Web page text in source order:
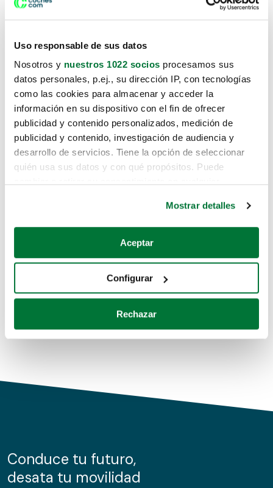
Uso responsable de sus datos
Nosotros y nuestros 1022 socios procesamos sus
datos personales, p.ej., su dirección IP, con tecnologías
como las cookies para almacenar y acceder la
información en su dispositivo con el fin de ofrecer
publicidad y contenido personalizados, medición de
publicidad y contenido, investigación de audiencia y
desarrollo de servicios. Tiene la opción de seleccionar
quién usa sus datos y con qué propósitos. Puede
Si lo permite, también quisiéramos:
Recopilar información sobre su ubicación geográfica
Identificar su dispositivo analizándolo activamente
para buscar características específicas (huellas
Obtenga más información sobre cómo se procesan sus
de cookies.
información sobre el uso que haga del sitio web con
nuestros partners de redes sociales, publicidad y análisis
Mostrar detalles
Aceptar
Configurar
Rechazar
Lo sentimos, no sabemos como
te hemos traido hasta aquí.
Pero puedes encontrar el coche que estás
buscando en alguno de estos enlaces:
Coches de segunda mano
Coches de km0
Conduce tu futuro,
desata tu movilidad